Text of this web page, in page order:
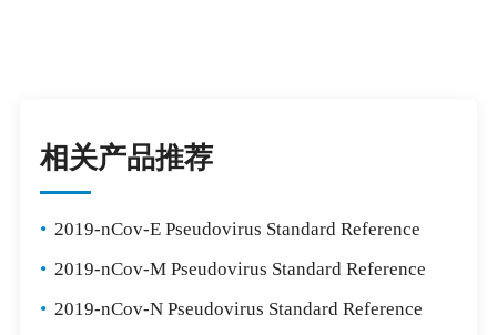
相关产品推荐
• 2019-nCov-E Pseudovirus Standard Reference
• 2019-nCov-M Pseudovirus Standard Reference
• 2019-nCov-N Pseudovirus Standard Reference